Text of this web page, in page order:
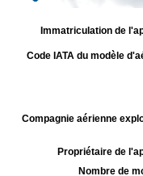
Immatriculation de
Code IATA du modèle
Compagnie aérienne
Propriétaire de
Nombre de